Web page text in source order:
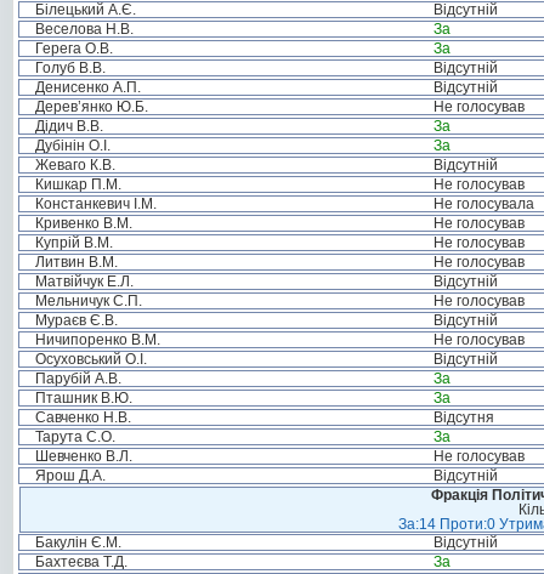
Білецький А.Є.
Відсутній
Веселова Н.В.
За
Герега О.В.
За
Голуб В.В.
Відсутній
Денисенко А.П.
Відсутній
Дерев’янко Ю.Б.
Не голосував
Дідич В.В.
За
Дубінін О.І.
За
Жеваго К.В.
Відсутній
Кишкар П.М.
Не голосував
Констанкевич І.М.
Не голосувала
Кривенко В.М.
Не голосував
Купрій В.М.
Не голосував
Литвин В.М.
Не голосував
Матвійчук Е.Л.
Відсутній
Мельничук С.П.
Не голосував
Мураєв Є.В.
Відсутній
Ничипоренко В.М.
Не голосував
Осуховський О.І.
Відсутній
Парубій А.В.
За
Пташник В.Ю.
За
Савченко Н.В.
Відсутня
Тарута С.О.
За
Шевченко В.Л.
Не голосував
Ярош Д.А.
Відсутній
Фракція
За:14 Проти:0
Бакулін Є.М.
Відсутній
Бахтеєва Т.Д.
За